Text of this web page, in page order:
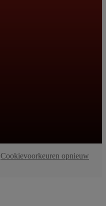
Cookievoorkeuren opnieuw